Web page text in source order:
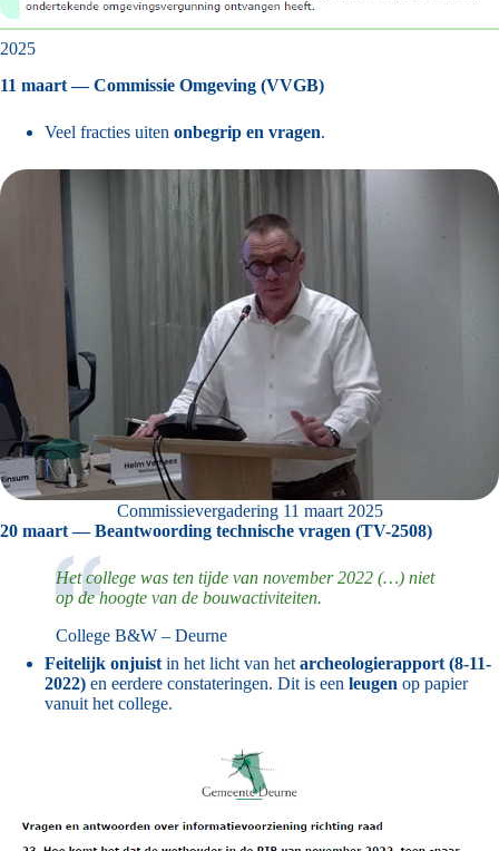
2025
11 maart — Commissie Omgeving (VVGB)
Veel fracties uiten onbegrip en vragen.
Commissievergadering 11 maart 2025
20 maart — Beantwoording technische vragen (TV-2508)
Het college was ten tijde van november 2022 (…) niet
op de hoogte van de bouwactiviteiten.
College B&W – Deurne
Feitelijk onjuist in het licht van het archeologierapport (8-11-
2022) en eerdere constateringen. Dit is een leugen op papier
vanuit het college.